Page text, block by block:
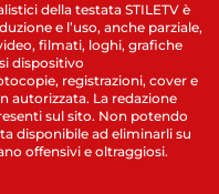
della testata STILETV è
e l’uso, anche parziale,
filmati, loghi, grafiche
dispositivo
registrazioni, cover e
autorizzata. La redazione
sul sito. Non potendo
disponibile ad eliminarli su
offensivi e oltraggiosi.